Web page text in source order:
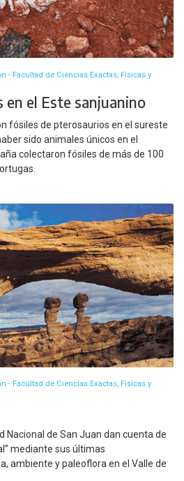
- Facultad de Ciencias Exactas, Físicas y
en el Este sanjuanino
fósiles de pterosaurios en el sureste
sido animales únicos en el
colectaron fósiles de más de 100
- Facultad de Ciencias Exactas, Físicas y
Nacional de San Juan dan cuenta de
mediante sus últimas
ambiente y paleoflora en el Valle de